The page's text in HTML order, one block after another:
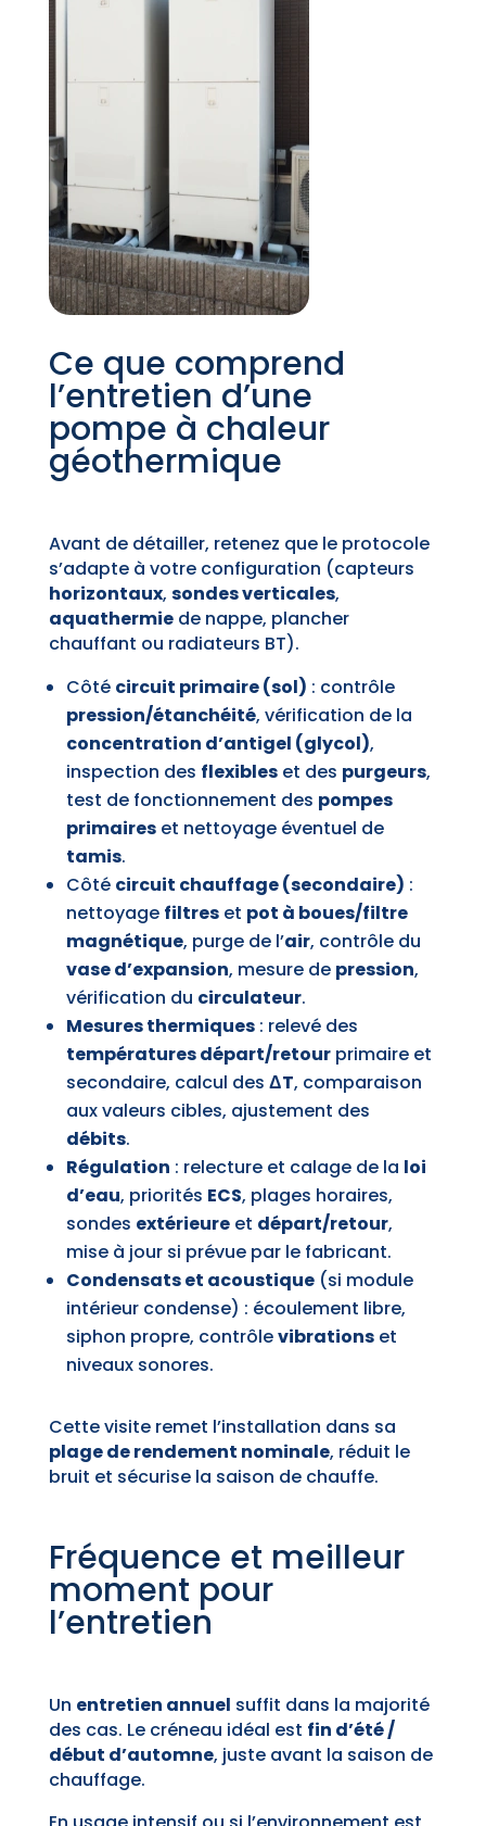
Ce que comprend
l’entretien d’une
pompe à chaleur
géothermique
Avant de détailler, retenez que le protocole
s’adapte à votre configuration (capteurs
horizontaux, sondes verticales,
aquathermiede nappe, plancher
chauffant ou radiateurs BT).
Côté circuit primaire (sol) : contrôle
pression/étanchéité, vérification de la
concentration d’antigel (glycol),
inspection des flexibleset des purgeurs,
test de fonctionnement des pompes
primaireset nettoyage éventuel de
tamis.
Côté circuit chauffage (secondaire) :
nettoyage filtreset pot à boues/filtre
magnétique, purge de l’air, contrôle du
vase d’expansion, mesure de pression,
vérification du circulateur.
Mesures thermiques: relevé des
températures départ/retourprimaire et
secondaire, calcul des ΔT, comparaison
aux valeurs cibles, ajustement des
débits.
Régulation : relecture et calage de la loi
d’eau, priorités ECS, plages horaires,
sondes extérieureet départ/retour,
mise à jour si prévue par le fabricant.
Condensats et acoustique(si module
intérieur condense) : écoulement libre,
siphon propre, contrôlevibrationset
niveaux sonores.
Cette visite remet l’installation dans sa
plage de rendement nominale, réduit le
bruit et sécurise la saison de chauffe.
Fréquence et meilleur
moment pour
l’entretien
Un entretien annuel suffit dans la majorité
des cas. Le créneau idéal est fin d’été /
début d’automne, juste avant la saison de
chauffage.